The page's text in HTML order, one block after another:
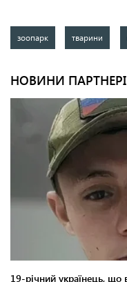
зоопарк тварини